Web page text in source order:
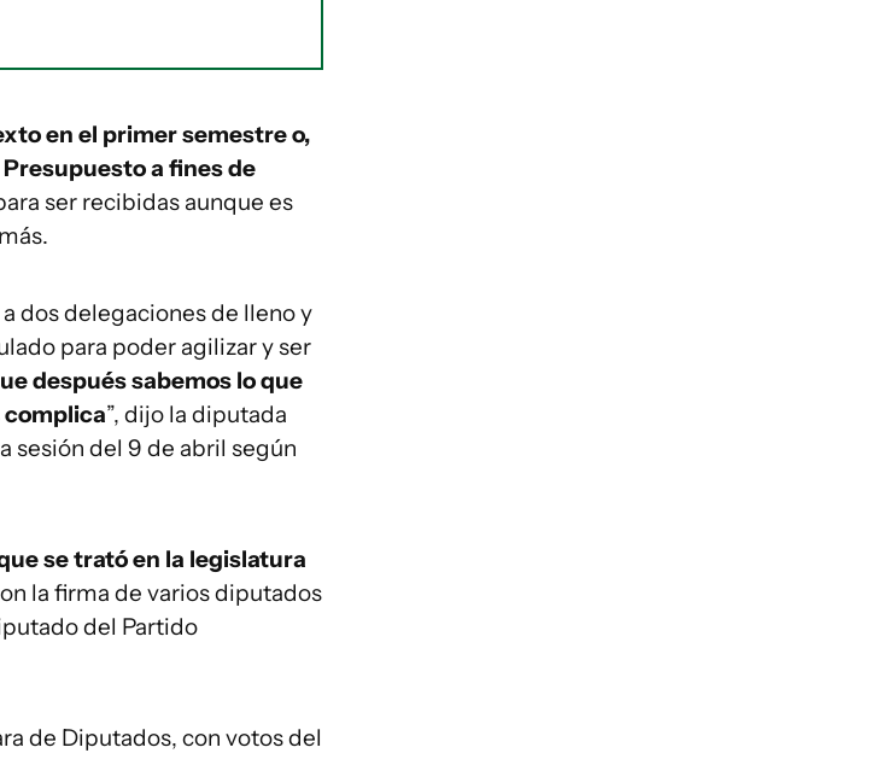
en el primer semestre o,
a fines de
ser recibidas aunque es
dos delegaciones de lleno y
para poder agilizar y ser
después sabemos lo que
complica”, dijo la diputada
sesión del 9 de abril según
se trató en la legislatura
la firma de varios diputados
del Partido
de Diputados, con votos del